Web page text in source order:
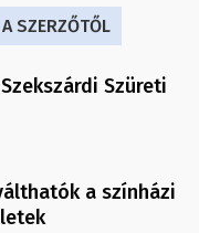
SZERZŐTŐL
Szüreti
a színházi